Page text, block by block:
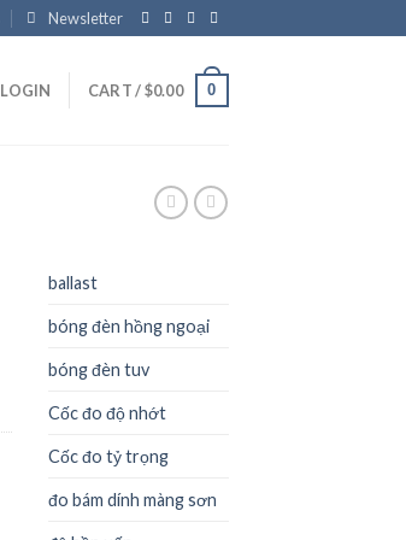
Newsletter
LOGIN CART /$0.00 0
ballast
bóng đèn hồng ngoại
bóng đèn tuv
Cốc đo độ nhớt
Cốc đo tỷ trọng
đo bám dính màng sơn